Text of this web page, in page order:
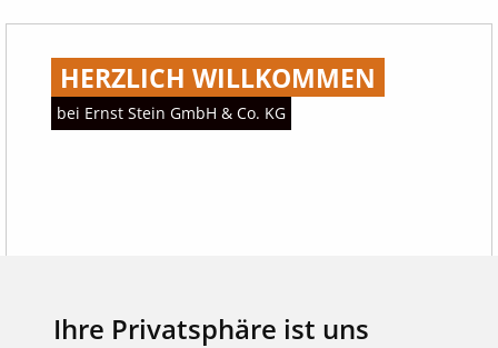
Ihre Privatsphäre ist uns
HERZLICH WILLKOMMEN
bei Ernst Stein GmbH & Co. KG